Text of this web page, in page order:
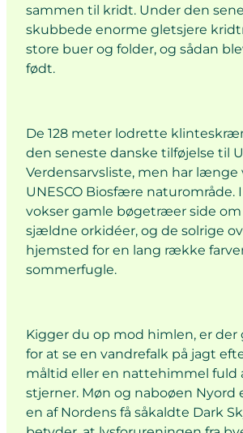
sammen til kridt. Under den
skubbede enorme gletsjere
store buer og folder, og sådan
født.
De 128 meter lodrette
den seneste danske tilføjelse til
Verdensarvsliste, men har
UNESCO Biosfære naturområde.
vokser gamle bøgetræer side om
sjældne orkidéer, og de solrige
hjemsted for en lang række
sommerfugle.
Kigger du op mod himlen, er der
for at se en vandrefalk på jagt
måltid eller en nattehimmel fuld
stjerner. Møn og naboøen Nyord
en af Nordens få såkaldte Dark